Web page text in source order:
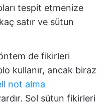
tespit etmenize
satır ve sütun
de fikirleri
kullanır, ancak biraz
not alma
Sol sütun fikirleri